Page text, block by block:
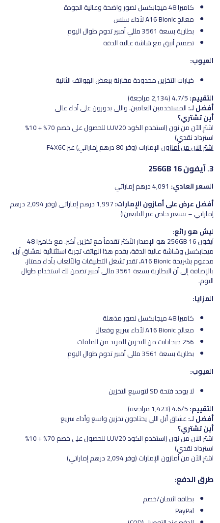
كاميرا 48 ميجابكسل لصور واضحة وعالية الجودة
معالج A16 Bionic لأداء سلس
بطارية بسعة 3561 مللي أمبير تدوم طوال اليوم
تصميم أنيق مع شاشة عالية الدقة
العيوب:
خيارات التخزين محدودة مقارنة ببعض الهواتف الثانية
التقييم:
أفضل لـ:المستخدمين العامين، واللي يدورون على أداء عالي
أين تشتري؟
اشترِ الآن من نون (استخدم الكود LUV20 للحصول على خصم 70% + 10%
استرداد نقدي)
اشترِ الآن من أمازونالإمارات (وفر 80 درهم إماراتي) عبر F4X6C
3. آيفون 16 256GB
السعر العادي:
أفضل عرض على أمازون الإمارات:
1,997 درهم إماراتي (وفر 2,094 درهم
إماراتي – تسعير خاص عبر التابعين!)
ليش هو رائع:
آيفون 16 256GB هو الإصدار الأكثر تقدماً مع تخزين أكبر. مع كاميرا 48
ميجابكسل وشاشة عالية الدقة، يقدم هذا الهاتف تجربة استثنائية لعشاق أبل،
مدعوم بشريحة A16 Bionic، تقدر تشغل التطبيقات والألعاب بأداء ممتاز،
بالإضافة إلى أن البطارية بسعة 3561 مللي أمبير تضمن لك استخدام طوال
اليوم.
المزايا:
كاميرا 48 ميجابكسل لصور مذهلة
معالج A16 Bionic لأداء سريع وفعال
256 جيجابايت من التخزين للمزيد من الملفات
بطارية بسعة 3561 مللي أمبير تدوم طوال اليوم
العيوب:
لا يوجد فتحة SD لتوسيع التخزين
التقييم:4.6/5 (1,423 مراجعة)
أفضل لـ:عشاق أبل اللي يحتاجون تخزين واسع وأداء سريع
أين تشتري؟
اشترِ الآن من نون (استخدم الكود LUV20 للحصول على خصم 70% + 10%
استرداد نقدي)
اشترِ الآن من أمازون الإمارات (وفر 2,094 درهم إماراتي)
طرق الدفع:
بطاقة ائتمان/خصم
PayPal